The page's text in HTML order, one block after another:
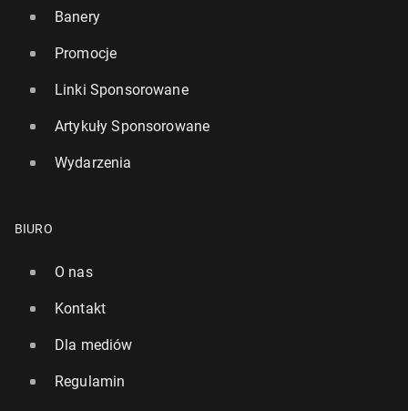
Banery
Promocje
Linki Sponsorowane
Artykuły Sponsorowane
Wydarzenia
BIURO
O nas
Kontakt
Dla mediów
Regulamin